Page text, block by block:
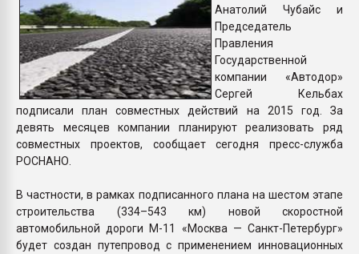
Анатолий Чубайс и
Председатель
Правления
Государственной
компании «Автодор»
Сергей Кельбах
подписали план совместных действий на 2015 год. За
девять месяцев компании планируют реализовать ряд
совместных проектов, сообщает сегодня пресс-служба
РОСНАНО.
В частности, в рамках подписанного плана на шестом этапе
строительства (334–543 км) новой скоростной
автомобильной дороги М-11 «Москва — Санкт-Петербург»
будет создан путепровод с применением инновационных